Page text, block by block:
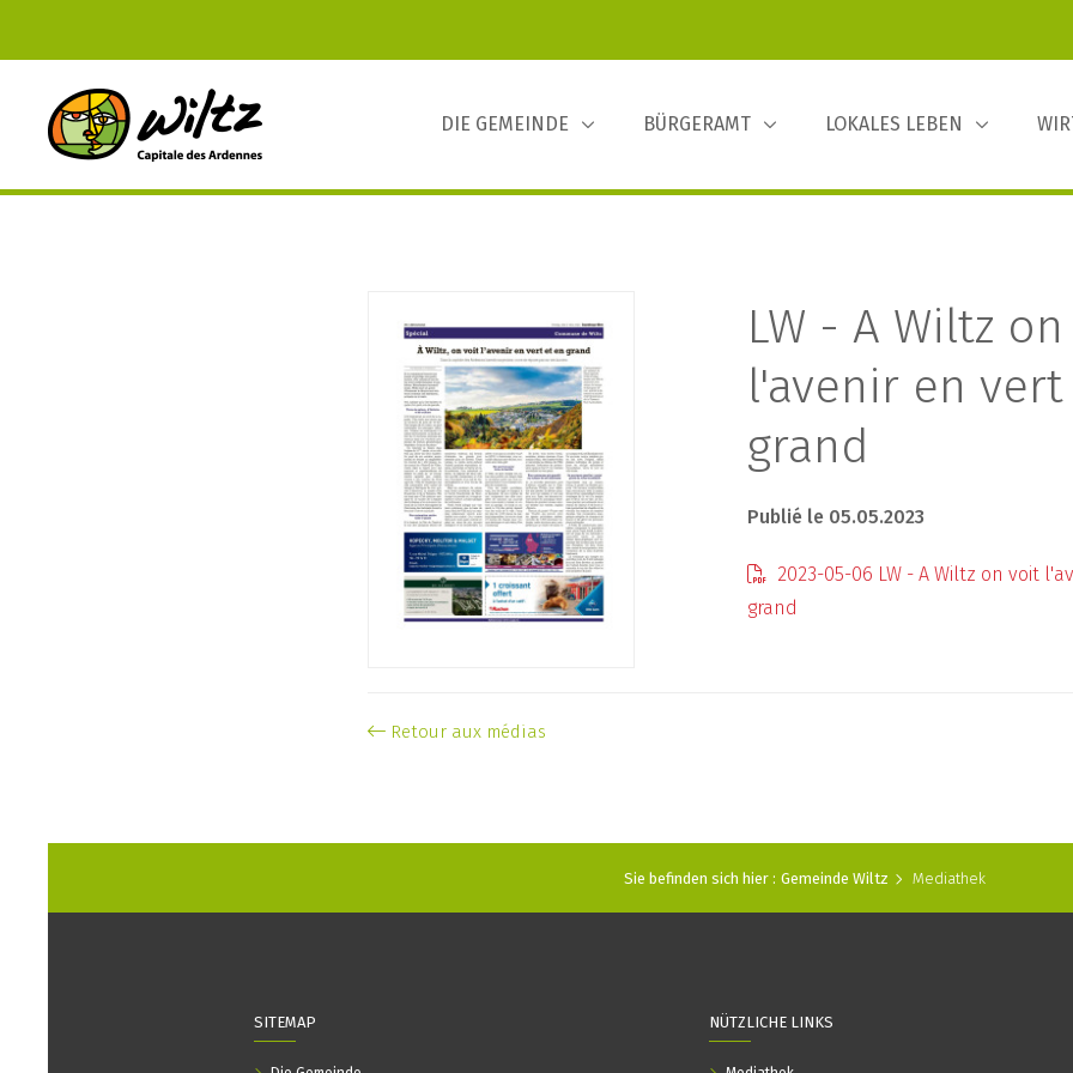
DIE GEMEINDE BÜRGERAMT LOKALES LEBEN
LW - A Wiltz
l'avenir en
grand
Publié le 05.05.2023
2023-05-06 LW - A Wiltz on voit
grand
Retour aux médias
Sie befinden sich hier : Gemeinde Wiltz Mediathek
SITEMAP NÜTZLICHE LINKS